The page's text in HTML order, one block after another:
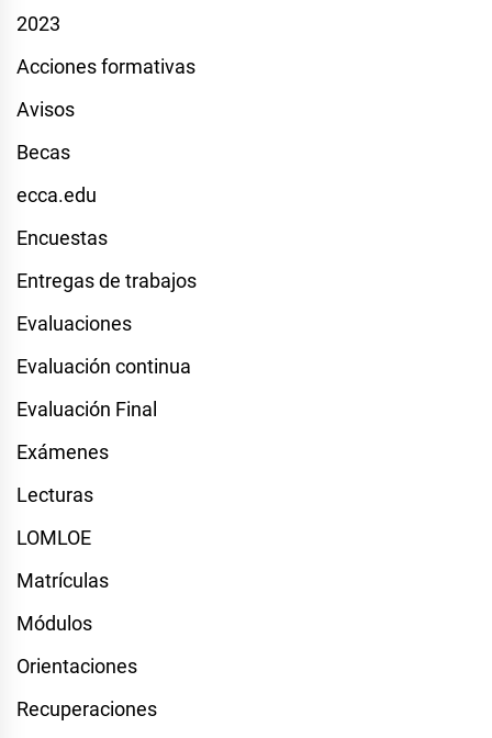
2023
Acciones formativas
Avisos
Becas
ecca.edu
Encuestas
Entregas de trabajos
Evaluaciones
Evaluación continua
Evaluación Final
Exámenes
Lecturas
LOMLOE
Matrículas
Módulos
Orientaciones
Recuperaciones